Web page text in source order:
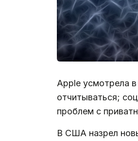
Apple усмотрела
отчитываться;
проблем с
В США назрел